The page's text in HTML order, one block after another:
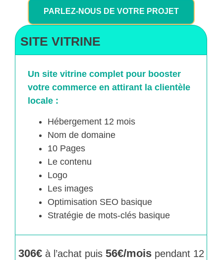
PARLEZ-NOUS DE VOTRE PROJET
SITE VITRINE
Un site vitrine complet pour booster
votre commerce en attirant la clientèle
locale :
Hébergement 12 mois
Nom de domaine
10 Pages
Le contenu
Logo
Les images
Optimisation SEO basique
Stratégie de mots-clés basique
306€ à l’achat puis 56€/mois pendant 12